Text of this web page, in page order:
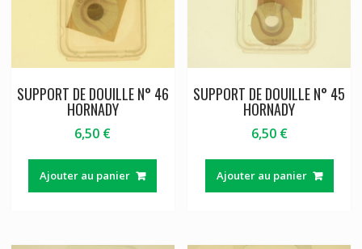
SUPPORT DE DOUILLE N° 46
HORNADY
6,50 €
Ajouter au panier
SUPPORT DE DOUILLE N° 45
HORNADY
6,50 €
Ajouter au panier